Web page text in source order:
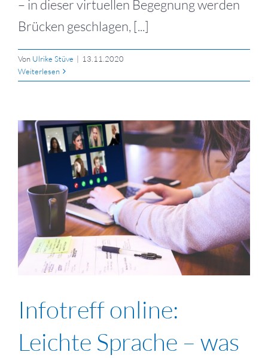
– in dieser virtuellen Begegnung werden
Brücken geschlagen, [...]
Von Ulrike Stüve | 13.11.2020
Weiterlesen
Infotreff online:
Leichte Sprache – was